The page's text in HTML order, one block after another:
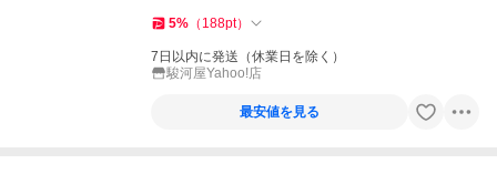
5% （ 188pt）
7日以内に発送（休業日を除く）
駿河屋Yahoo!店
最安値を見る